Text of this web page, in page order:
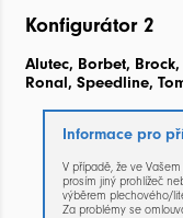
Konfigurátor 2
Alutec, Borbet,
Ronal, Speedline,
Informace pro
V případě, že ve
prosím jiný prohlížeč
výběrem plechového/
Za problémy se